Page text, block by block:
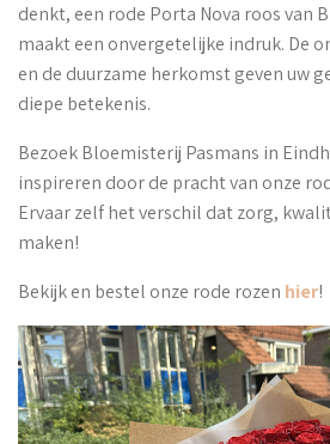
denkt, een rode Porta Nova roos van
maakt een onvergetelijke indruk. De
en de duurzame herkomst geven uw
diepe betekenis.
Bezoek Bloemisterij Pasmans in
inspireren door de pracht van onze
Ervaar zelf het verschil dat zorg,
maken!
Bekijk en bestel onze rode rozen hier!